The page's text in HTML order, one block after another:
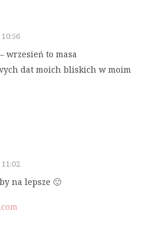
wrzesień to masa
dat moich bliskich w moim
na lepsze 🙂